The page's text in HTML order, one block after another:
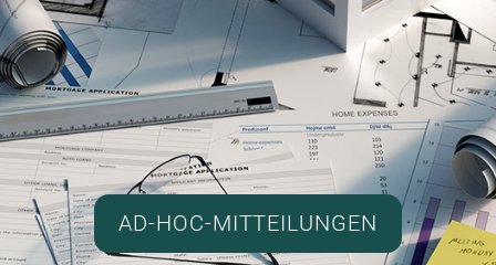
AD-HOC-MITTEILUNGEN